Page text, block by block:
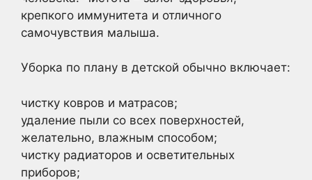
крепкого иммунитета и отличного
самочувствия малыша.
Уборка по плану в детской обычно включает:
чистку ковров и матрасов;
удаление пыли со всех поверхностей,
желательно, влажным способом;
чистку радиаторов и осветительных
приборов;